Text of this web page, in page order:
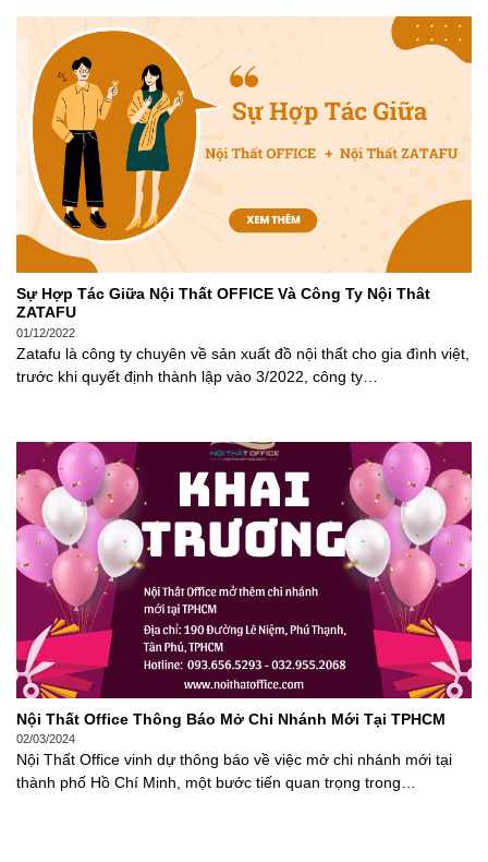
Sự Hợp Tác Giữa Nội Thất OFFICE Và Công Ty Nội Thât
ZATAFU
01/12/2022
Zatafu là công ty chuyên về sản xuất đồ nội thất cho gia đình việt,
trước khi quyết định thành lập vào 3/2022, công ty…
Nội Thất Office Thông Báo Mở Chi Nhánh Mới Tại TPHCM
02/03/2024
Nội Thất Office vinh dự thông báo về việc mở chi nhánh mới tại
thành phố Hồ Chí Minh, một bước tiến quan trọng trong…